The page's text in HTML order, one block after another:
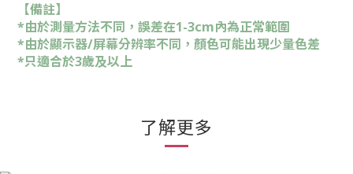
【備註】
*由於測量方法不同，誤差在1-3cm內為正常範圍
*由於顯示器/屏幕分辨率不同，顏色可能出現少量色差
*只適合於3歲及以上
了解更多